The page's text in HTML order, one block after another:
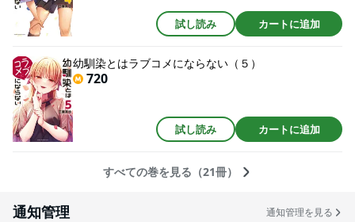
試し読み カートに追加
幼馴染とはラブコメにならない（５）
720
試し読み カートに追加
すべての巻を見る（21冊）
通知管理 通知管理を見る